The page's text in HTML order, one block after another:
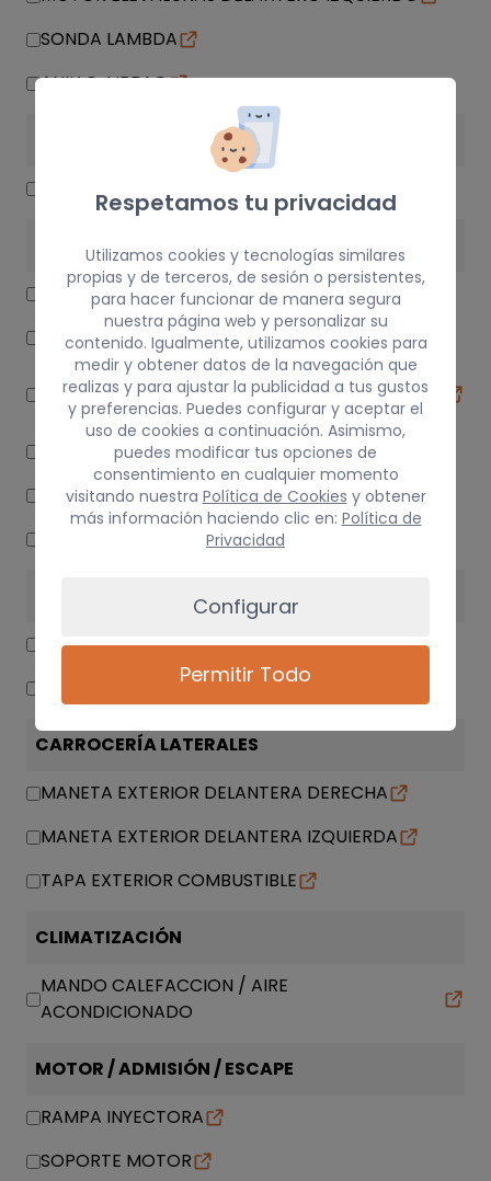
SONDA LAMBDA
ANILLO AIRBAG
SUSPENSIÓN / FRENOS
ABS
BOMBA FRENO
BRAZO SUSPENSION INFERIOR DELANTERO
DERECHO
PINZA DE FRENO DELANTERA DERECHA
PINZA DE FRENO DELANTERA IZQUIERDA
DIRECCIÓN / TRANSMISIÓN
TRANSMISION DELANTERA IZQUIERDA
CREMALLERA DIRECCION
CARROCERÍA LATERALES
MANETA EXTERIOR DELANTERA DERECHA
MANETA EXTERIOR DELANTERA IZQUIERDA
TAPA EXTERIOR COMBUSTIBLE
CLIMATIZACIÓN
MANDO CALEFACCION / AIRE
ACONDICIONADO
MOTOR / ADMISIÓN / ESCAPE
RAMPA INYECTORA
SOPORTE MOTOR
Respetamos tu privacidad
Utilizamos cookies y tecnologías similares
propias y de terceros, de sesión o persistentes,
para hacer funcionar de manera segura
nuestra página web y personalizar su
contenido. Igualmente, utilizamos cookies para
medir y obtener datos de la navegación que
realizas y para ajustar la publicidad a tus gustos
y preferencias. Puedes configurar y aceptar el
uso de cookies a continuación. Asimismo,
puedes modificar tus opciones de
consentimiento en cualquier momento
visitando nuestra Política de Cookies y obtener
más información haciendo clic en: Política de
Privacidad
Configurar
Permitir Todo